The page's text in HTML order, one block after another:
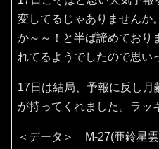
変してるじゃありませんか
か～～！と半ば諦めており
れてるようでしたので思い
17日は結局、予報に反し
が持ってくれました。ラッ
＜データ＞ M-27(亜鈴星